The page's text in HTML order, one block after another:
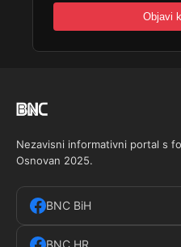
Nezavisni informativni portal s
Osnovan 2025.
BNC BiH
BNC HR